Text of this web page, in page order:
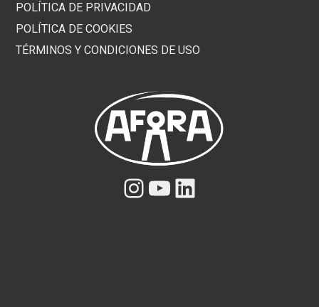
POLÍTICA DE PRIVACIDAD
POLÍTICA DE COOKIES
TÉRMINOS Y CONDICIONES DE USO
Instagram
YouTube
LinkedIn